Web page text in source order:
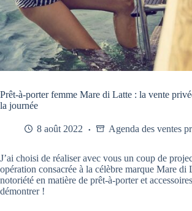
Prêt-à-porter femme Mare di Latte : la vente
la journée
8 août 2022 Agenda des ventes
J’ai choisi de réaliser avec vous un coup de
opération consacrée à la célèbre marque Mare di
notoriété en matière de prêt-à-porter et
démontrer !